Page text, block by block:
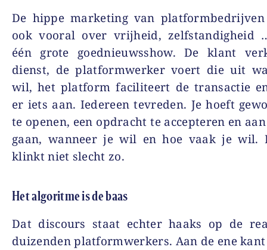
De hippe marketing van
ook vooral over vrijheid, zelfstandigheid
één grote goednieuwsshow. De klant
dienst, de platformwerker voert die uit
wil, het platform faciliteert de transactie
er iets aan. Iedereen tevreden. Je hoeft
te openen, een opdracht te accepteren en
gaan, wanneer je wil en hoe vaak je wil.
klinkt niet slecht zo.
Het algoritme is de baas
Dat discours staat echter haaks op de
duizenden platformwerkers. Aan de ene